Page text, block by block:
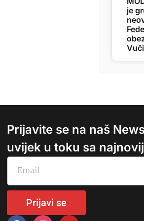
je
Prijavite se na naš
uvijek u toku sa
Prijavi se